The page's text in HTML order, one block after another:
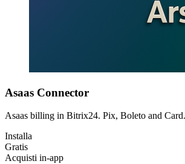
Asaas Connector
Asaas billing in Bitrix24. Pix, Boleto and Card.
Installa
Gratis
Acquisti in-app